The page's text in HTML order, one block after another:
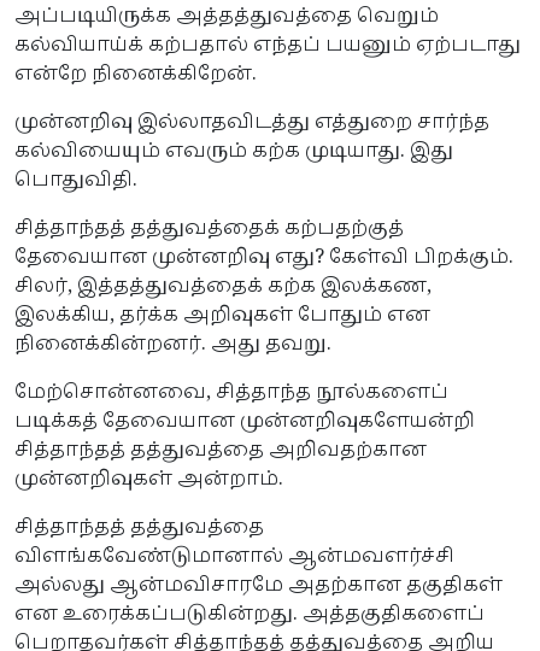
அப்படியிருக்க அத்தத்துவத்தை வெறும்
கல்வியாய்க் கற்பதால் எந்தப் பயனும் ஏற்படாது
என்றே நினைக்கிறேன்.
முன்னறிவு இல்லாதவிடத்து எத்துறை சார்ந்த
கல்வியையும் எவரும் கற்க முடியாது. இது
பொதுவிதி.
சித்தாந்தத் தத்துவத்தைக் கற்பதற்குத்
தேவையான முன்னறிவு எது? கேள்வி பிறக்கும்.
சிலர், இத்தத்துவத்தைக் கற்க இலக்கண,
இலக்கிய, தர்க்க அறிவுகள் போதும் என
நினைக்கின்றனர். அது தவறு.
மேற்சொன்னவை, சித்தாந்த நூல்களைப்
படிக்கத் தேவையான முன்னறிவுகளேயன்றி
சித்தாந்தத் தத்துவத்தை அறிவதற்கான
முன்னறிவுகள் அன்றாம்.
சித்தாந்தத் தத்துவத்தை
விளங்கவேண்டுமானால் ஆன்மவளர்ச்சி
அல்லது ஆன்மவிசாரமே அதற்கான தகுதிகள்
என உரைக்கப்படுகின்றது. அத்தகுதிகளைப்
பெறாதவர்கள் சித்தாந்தத் தத்துவத்தை அறிய